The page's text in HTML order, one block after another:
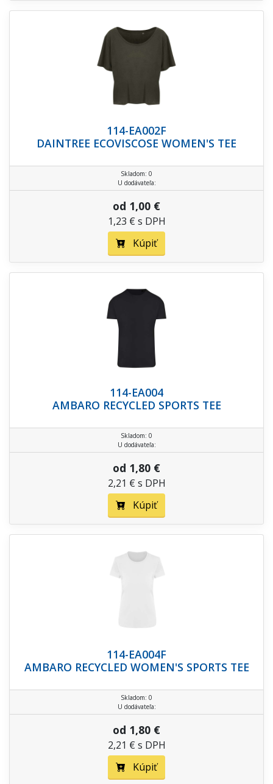
114-EA002F
DAINTREE ECOVISCOSE WOMEN'S TEE
Skladom: 0
U dodávateľa:
od 1,00 €
1,23 € s DPH
Kúpiť
114-EA004
AMBARO RECYCLED SPORTS TEE
Skladom: 0
U dodávateľa:
od 1,80 €
2,21 € s DPH
Kúpiť
114-EA004F
AMBARO RECYCLED WOMEN'S SPORTS TEE
Skladom: 0
U dodávateľa:
od 1,80 €
2,21 € s DPH
Kúpiť